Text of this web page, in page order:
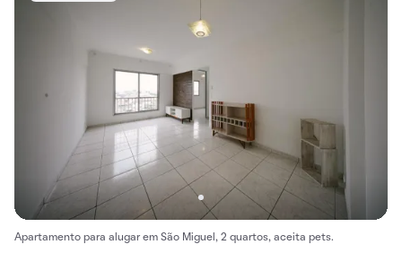
Apartamento para alugar em São Miguel, 2 quartos, aceita pets.